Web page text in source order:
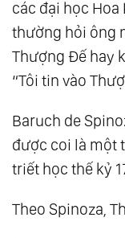
17. Thiên
18.Thượng
19.Hành
Trong Minh
21.Góc Nhìn
22.Có Trí Tuệ
23.Tiến Nhập
các đại học Hoa
thường hỏi ông
Thượng Đế hay
“Tôi tin vào
Baruch de
được coi là một
triết học thế kỷ
Theo Spinoza,